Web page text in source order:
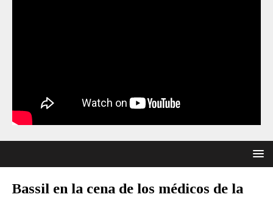
Bassil en la cena de los médicos de la